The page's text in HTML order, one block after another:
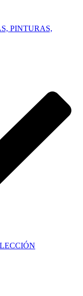
PINTURAS,